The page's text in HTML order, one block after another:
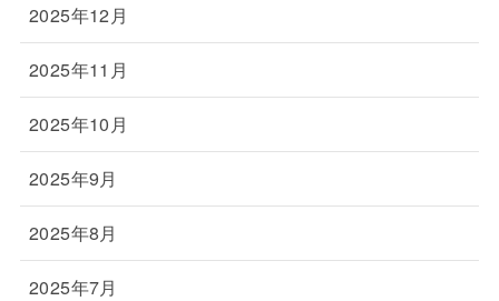
2025年12月
2025年11月
2025年10月
2025年9月
2025年8月
2025年7月